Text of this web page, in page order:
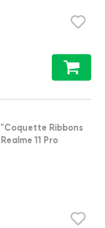
"Coquette Ribbons
Realme 11 Pro